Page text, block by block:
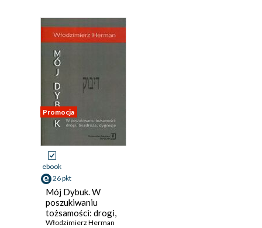
Promocja
ebook
26 pkt
Mój Dybuk. W
poszukiwaniu
tożsamości: drogi,
bezdroża, dygresje
Włodzimierz Herman